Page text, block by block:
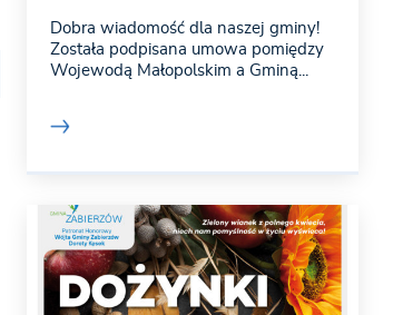
Dobra wiadomość dla naszej gminy!
Została podpisana umowa pomiędzy
Wojewodą Małopolskim a Gminą...